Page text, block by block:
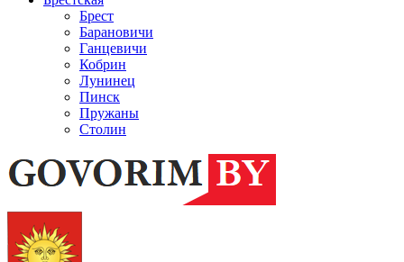
Брест
Барановичи
Ганцевичи
Кобрин
Лунинец
Пинск
Пружаны
Столин